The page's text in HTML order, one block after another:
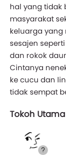
hal yang tidak
masyarakat
keluarga yang
sesajen
dan rokok
Cintanya
ke cucu dan
tidak sempat
Tokoh Utama